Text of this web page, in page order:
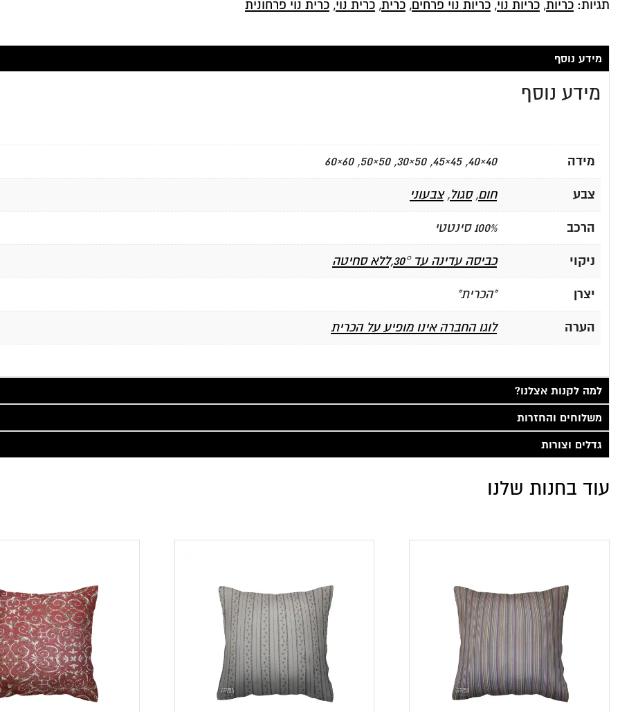
תגיות: כריות, כריות נוי, כריות נוי פרחים, כרית, כרית נוי, כרית נוי פרחונית
מידע נוסף
מידע נוסף
מידה 40×40, 45×45, 50×30, 50×50, 60×60
צבע חום,סגול,צבעוני
הרכב 100% סינטטי
ניקוי כביסה עדינה עד 30°,ללא סחיטה
יצרן "הכרית"
הערה לוגו החברה אינו מופיע על הכרית
למה לקנות אצלנו?
משלוחים והחזרות
גדלים וצורות
עוד בחנות שלנו